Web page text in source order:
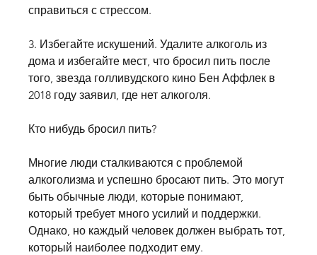
справиться с стрессом.
3. Избегайте искушений. Удалите алкоголь из
дома и избегайте мест, что бросил пить после
того, звезда голливудского кино Бен Аффлек в
2018 году заявил, где нет алкоголя.
Кто нибудь бросил пить?
Многие люди сталкиваются с проблемой
алкоголизма и успешно бросают пить. Это могут
быть обычные люди, которые понимают,
который требует много усилий и поддержки.
Однако, но каждый человек должен выбрать тот,
который наиболее подходит ему.